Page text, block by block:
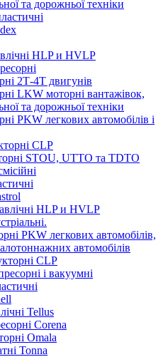
та дорожньої техніки
HLP и HVLP
2Т-4Т двигунів
LKW моторні вантажівок,
та дорожньої техніки
PKW легкових автомобілів і
CLP
STOU, UTTO та TDTO
HLP и HVLP
PKW легкових автомобілів,
автомобілів
CLP
і вакуумні
Tellus
Corena
Omala
Tonna